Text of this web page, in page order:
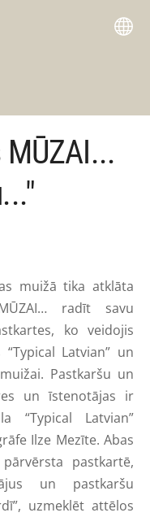
muižā tika atklāta
radīt savu
ko veidojis
Latvian” un
Pastkaršu un
un īstenotājas ir
“Typical Latvian”
Ilze Mezīte. Abas
pastkartē,
un pastkaršu
uzmeklēt attēlos